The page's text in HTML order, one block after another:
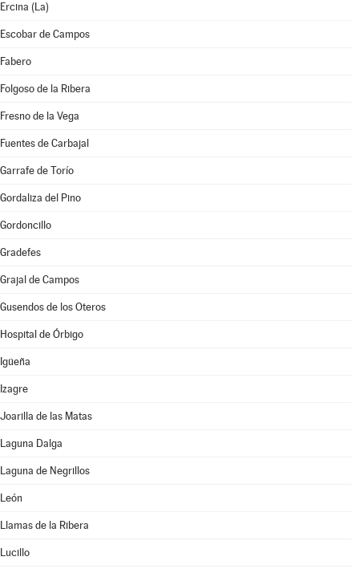
Ercina (La)
Escobar de Campos
Fabero
Folgoso de la Ribera
Fresno de la Vega
Fuentes de Carbajal
Garrafe de Torío
Gordaliza del Pino
Gordoncillo
Gradefes
Grajal de Campos
Gusendos de los Oteros
Hospital de Órbigo
Igüeña
Izagre
Joarilla de las Matas
Laguna Dalga
Laguna de Negrillos
León
Llamas de la Ribera
Lucillo